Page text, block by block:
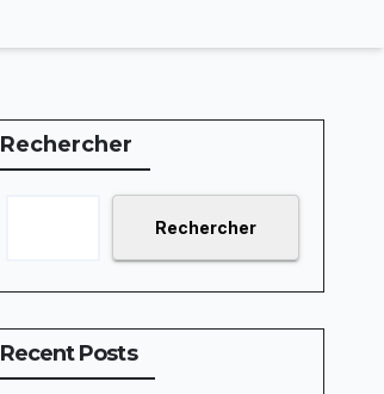
Rechercher
Rechercher
Recent Posts